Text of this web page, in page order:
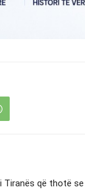
Tiranës që thotë se